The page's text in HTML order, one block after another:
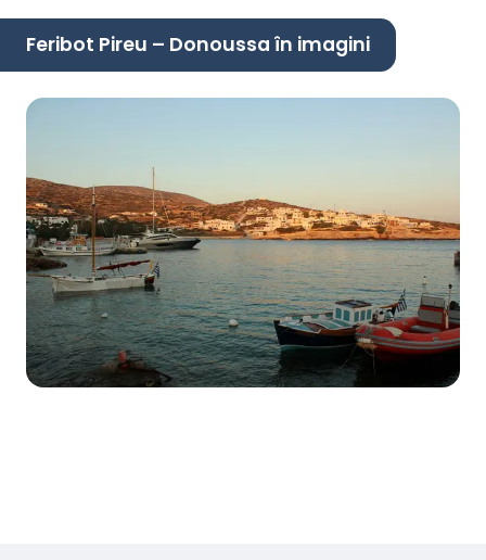
Feribot Pireu – Donoussa în imagini